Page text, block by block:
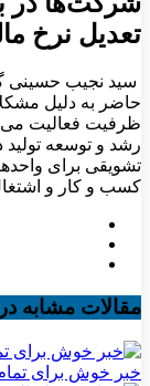
تعدیل نرخ
سید نجیب حسینی
ظرفیت فعالیت
رشد و توسعه تولید
تشویقی برای
کسب و کار و
مقالات مشابه
خبر خوش برای